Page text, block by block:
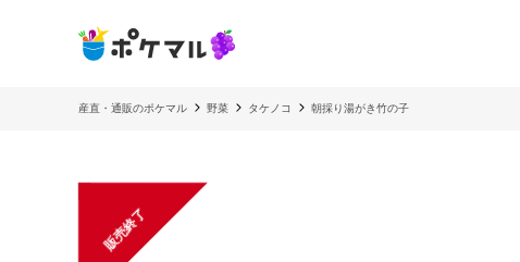
産直・通販のポケマル 野菜 タケノコ 朝採り湯がき竹の子
販売終了